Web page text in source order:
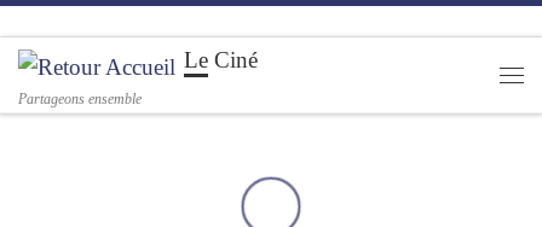
Passer au contenu
Le Ciné
Partageons ensemble